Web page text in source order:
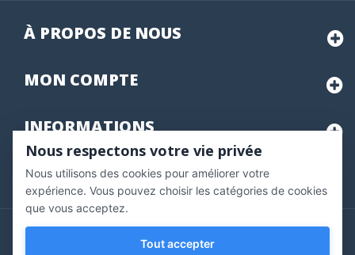
À PROPOS DE NOUS
MON COMPTE
INFORMATIONS
Marchand approuvé par la Société des Avis Garantis,
pour vérifier .
Copyright © 2020 Vernazobres Grego - tous droits
réservés.
Nous respectons votre vie privée
Nous utilisons des cookies pour améliorer votre
expérience. Vous pouvez choisir les catégories de cookies
que vous acceptez.
Tout accepter